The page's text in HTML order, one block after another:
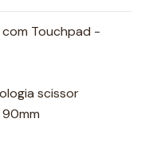
com Touchpad -
scissor